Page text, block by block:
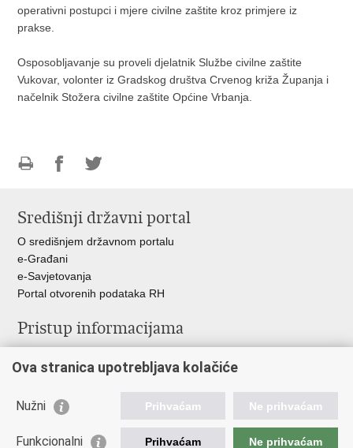
operativni postupci i mjere civilne zaštite kroz primjere iz
prakse.
Osposobljavanje su proveli djelatnik Službe civilne zaštite
Vukovar, volonter iz Gradskog društva Crvenog križa Županja i
načelnik Stožera civilne zaštite Općine Vrbanja.
FacebookuTwitteru
Središnji državni portal
O središnjem državnom portalu
e-Građani
e-Savjetovanja
Portal otvorenih podataka RH
Pristup informacijama
Savjetovanje
Zapošljavanje
Odnosi s javnošću
Ova stranica upotrebljava kolačiće
Nužni Prihvaćam Ne prihvaćam
Funkcionalni Prihvaćam Ne prihvaćam